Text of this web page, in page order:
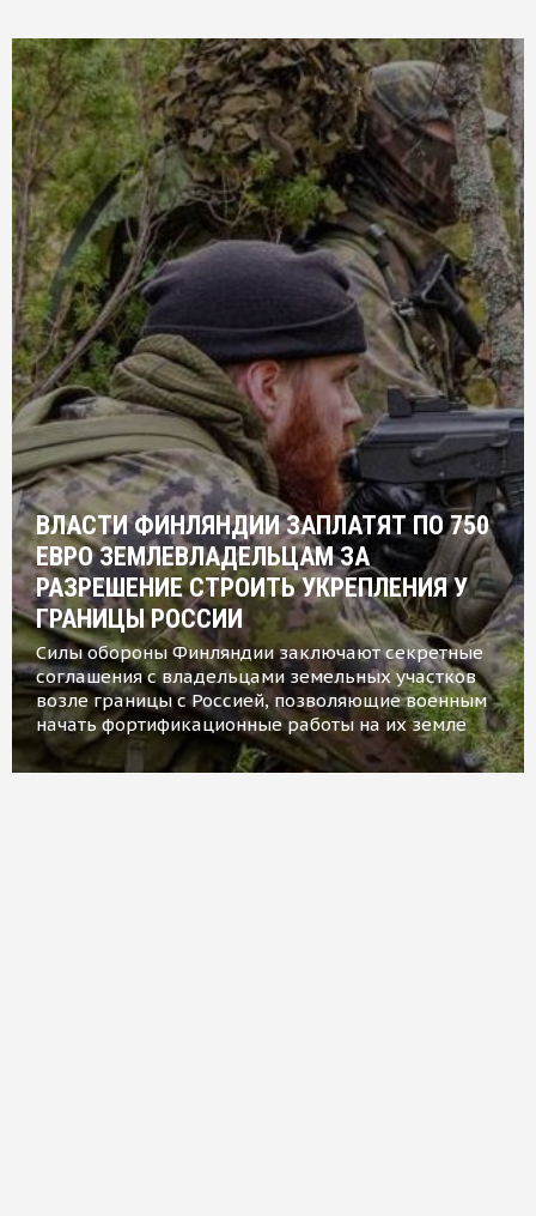
ВЛАСТИ ФИНЛЯНДИИ ЗАПЛАТЯТ ПО 750
ЕВРО ЗЕМЛЕВЛАДЕЛЬЦАМ ЗА
РАЗРЕШЕНИЕ СТРОИТЬ УКРЕПЛЕНИЯ У
ГРАНИЦЫ РОССИИ
Силы обороны Финляндии заключают секретные
соглашения с владельцами земельных участков
возле границы с Россией, позволяющие военным
начать фортификационные работы на их земле